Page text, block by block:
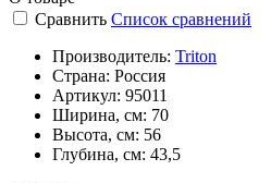
Сравнить Список сравнений
Производитель: Triton
Страна: Россия
Артикул: 95011
Ширина, см: 70
Высота, см: 56
Глубина, см: 43,5